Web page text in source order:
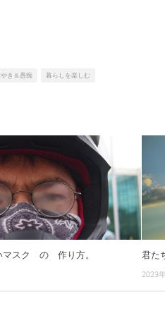
き＆愚痴 暮らしを楽しむ
マスク の 作り方。 君た
2023